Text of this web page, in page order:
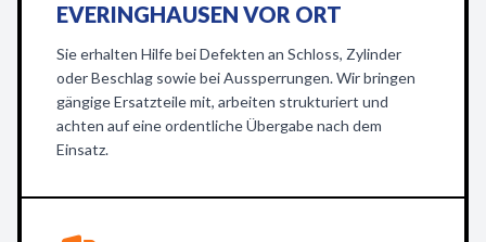
EVERINGHAUSEN VOR ORT
Sie erhalten Hilfe bei Defekten an Schloss, Zylinder
oder Beschlag sowie bei Aussperrungen. Wir bringen
gängige Ersatzteile mit, arbeiten strukturiert und
achten auf eine ordentliche Übergabe nach dem
Einsatz.